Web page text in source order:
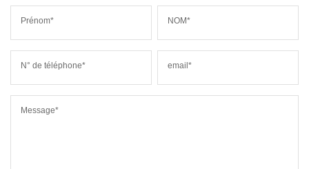
Prénom* NOM*
N° de téléphone* email*
Message*